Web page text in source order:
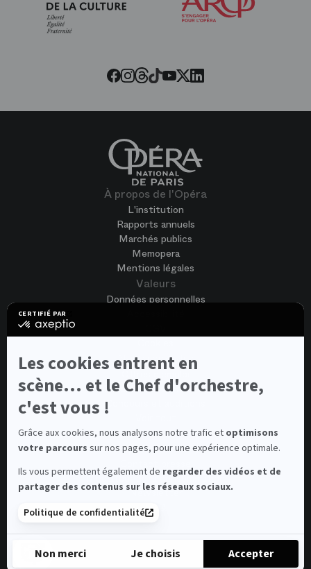
CERTIFIÉ PAR
certifié
En
plus
Axeptio
Les cookies entrent en
scène... et le Chef d'orchestre,
c'est vous !
Grâce aux cookies, nous analysons notre trafic et optimisons
votre parcours sur nos pages, pour une expérience optimale.
Ils vous permettent également de regarder des vidéos et de
partager des contenus sur les réseaux sociaux.
Politique de confidentialité
Non merci Je choisis Accepter
Facebook
Instagram
Threads
Tiktok
Youtube
Twitter
LinkedIn
À propos de l'Opéra
L'institution
Rapports annuels
Marchés publics
Memopera
Mentions légales
Valeurs
Données personnelles
Nous rejoindre
Candidature spontanée
Concours et auditions
Contacts
Contacts spectateurs et visiteurs
Médiateur de la consommation
Newsletter
FAQ